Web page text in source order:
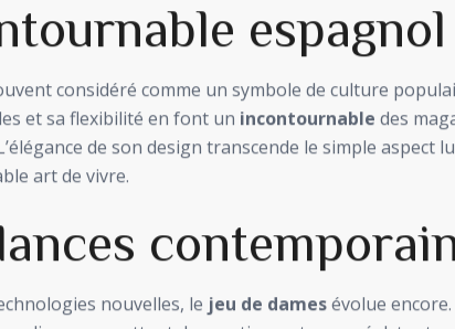
espagnol
considéré comme un symbole de culture
et sa flexibilité en font un incontournable des
de son design transcende le simple aspect
art de vivre.
nouvelles, le jeu de damesévolue encore.